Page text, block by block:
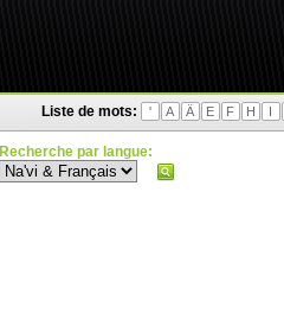
Liste de mots: ' A Ä E F H I
Recherche par langue: